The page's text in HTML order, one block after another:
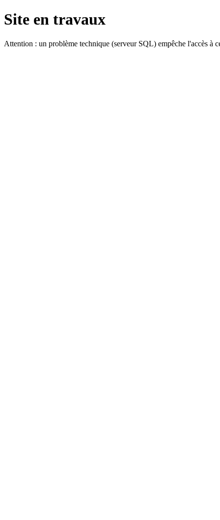
Site en travaux
Attention : un problème technique (serveur SQL) empêche l'accès à